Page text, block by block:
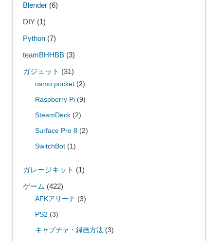
Blender(6)
DIY(1)
Python(7)
teamBHHBB(3)
ガジェット (31)
osmo pocket(2)
Raspberry Pi(9)
SteamDeck(2)
Surface Pro 8(2)
SwitchBot(1)
ガレージキット (1)
ゲーム (422)
AFKアリーナ (3)
PS2 (3)
キャプチャ・録画方法(3)